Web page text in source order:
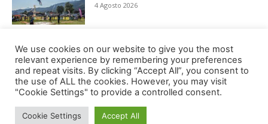
4 Agosto 2026
Notti feltrine 2026: venerdì il gran finale
della manifestazione
4 Agosto 2026
We use cookies on our website to give you the most
relevant experience by remembering your preferences
and repeat visits. By clicking “Accept All”, you consent to
the use of ALL the cookies. However, you may visit
"Cookie Settings" to provide a controlled consent.
Cookie Settings Accept All